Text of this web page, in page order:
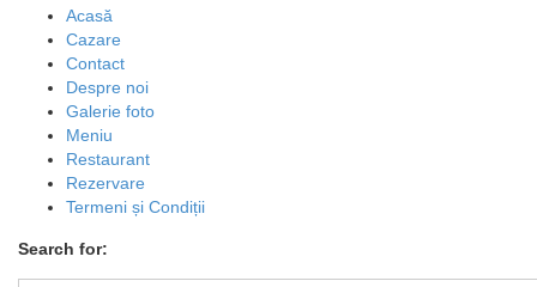
Acasă
Cazare
Contact
Despre noi
Galerie foto
Meniu
Restaurant
Rezervare
Termeni și Condiții
Search for: